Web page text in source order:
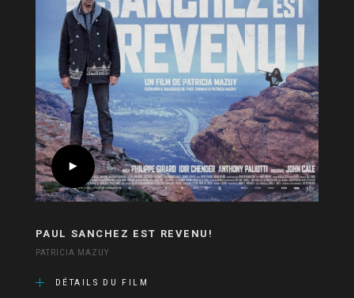
PAUL SANCHEZ EST REVENU!
PATRICIA MAZUY
DÉTAILS DU FILM